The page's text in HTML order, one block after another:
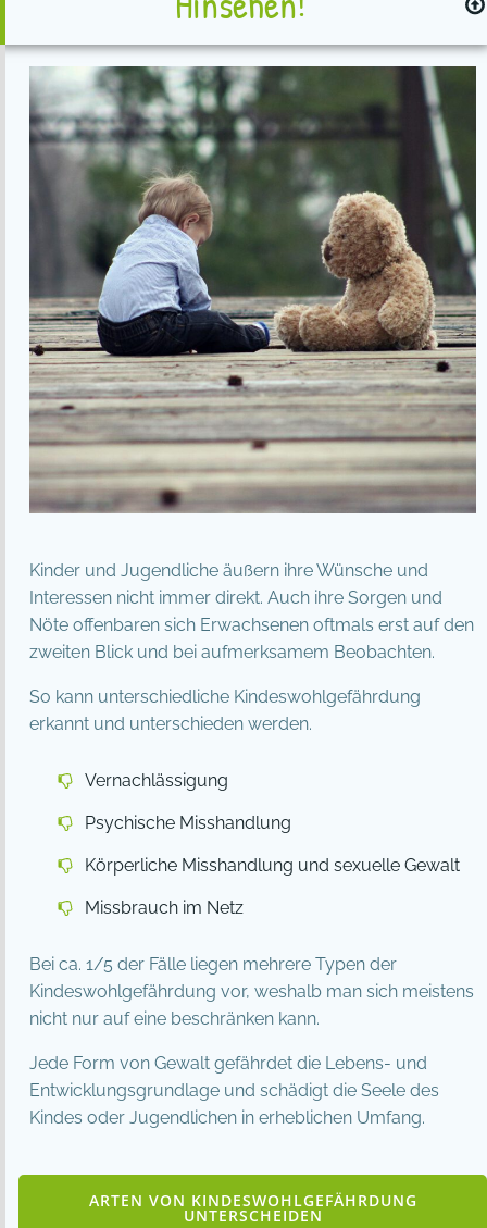
Kinder und Jugendliche äußern ihre Wünsche und
Interessen nicht immer direkt. Auch ihre Sorgen und
Nöte offenbaren sich Erwachsenen oftmals erst auf den
zweiten Blick und bei aufmerksamem Beobachten.
So kann unterschiedliche Kindeswohlgefährdung
erkannt und unterschieden werden.
Vernachlässigung
Psychische Misshandlung
Körperliche Misshandlung und sexuelle Gewalt
Missbrauch im Netz
Bei ca. 1/5 der Fälle liegen mehrere Typen der
Kindeswohlgefährdung vor, weshalb man sich meistens
nicht nur auf eine beschränken kann.
Jede Form von Gewalt gefährdet die Lebens- und
Entwicklungsgrundlage und schädigt die Seele des
Kindes oder Jugendlichen in erheblichen Umfang.
ARTEN VON KINDESWOHLGEFÄHRDUNG
UNTERSCHEIDEN